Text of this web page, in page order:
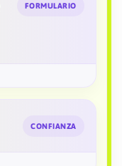
FORMULARIO
CONFIANZA